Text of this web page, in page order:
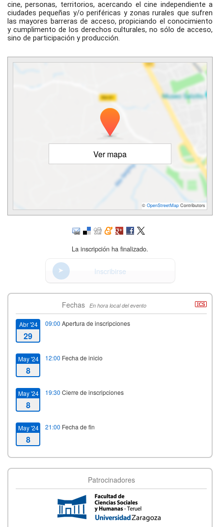
cine, personas, territorios, acercando el cine independiente a
ciudades pequeñas y/o periféricas y zonas rurales que sufren
las mayores barreras de acceso, propiciando el conocimiento
y cumplimento de los derechos culturales, no sólo de acceso,
sino de participación y producción.
Ver mapa
© OpenStreetMap Contributors
La inscripción ha finalizado.
Inscribirse
Fechas En hora local del evento
Abr '24
29
09:00 Apertura de inscripciones
May '24
8
12:00 Fecha de inicio
May '24
8
19:30 Cierre de inscripciones
May '24
8
21:00 Fecha de fin
Patrocinadores